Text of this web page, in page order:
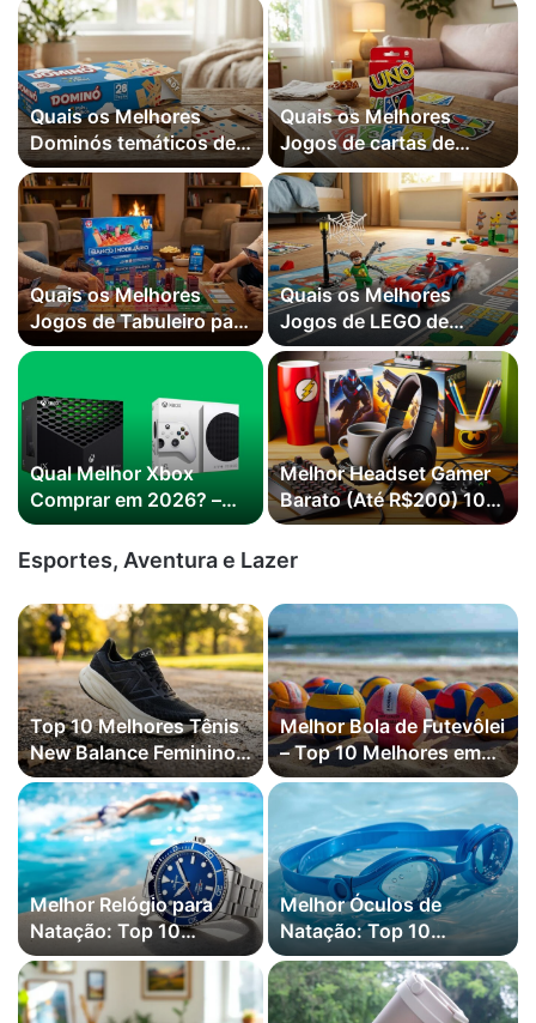
Quais os Melhores
Dominós temáticos de
2026? Melhor Ranking
Quais os Melhores
Jogos de cartas de
2026? Melhor Ranking
Quais os Melhores
Jogos de Tabuleiro para
Família de 2026?
Quais os Melhores
Jogos de LEGO de
2026? Melhor Ranking
Qual Melhor Xbox
Comprar em 2026? –
Guia de Compra
Melhor Headset Gamer
Barato (Até R$200) 10
Melhores 2026
Esportes, Aventura e Lazer
Top 10 Melhores Tênis
New Balance Feminino
em 2026
Melhor Bola de Futevôlei
– Top 10 Melhores em
2026
Melhor Relógio para
Natação: Top 10
Melhores em 2026
(Garmin, Samsung e
mais)
Melhor Óculos de
Natação: Top 10
Melhores em 2026